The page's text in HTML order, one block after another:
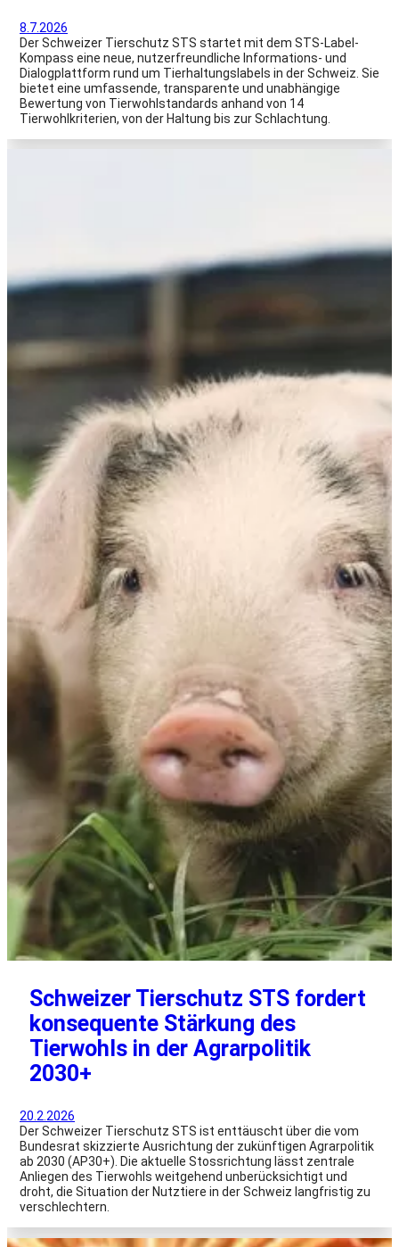
8.7.2026
Der Schweizer Tierschutz STS startet mit dem STS-Label-
Kompass eine neue, nutzerfreundliche Informations- und
Dialogplattform rund um Tierhaltungslabels in der Schweiz. Sie
bietet eine umfassende, transparente und unabhängige
Bewertung von Tierwohlstandards anhand von 14
Tierwohlkriterien, von der Haltung bis zur Schlachtung.
Schweizer Tierschutz STS fordert
konsequente Stärkung des
Tierwohls in der Agrarpolitik
2030+
20.2.2026
Der Schweizer Tierschutz STS ist enttäuscht über die vom
Bundesrat skizzierte Ausrichtung der zukünftigen Agrarpolitik
ab 2030 (AP30+). Die aktuelle Stossrichtung lässt zentrale
Anliegen des Tierwohls weitgehend unberücksichtigt und
droht, die Situation der Nutztiere in der Schweiz langfristig zu
verschlechtern.